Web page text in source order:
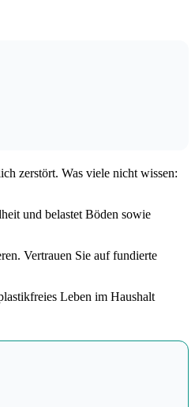
zerstört. Was viele nicht wissen:
und belastet Böden sowie
Vertrauen Sie auf fundierte
Leben im Haushalt